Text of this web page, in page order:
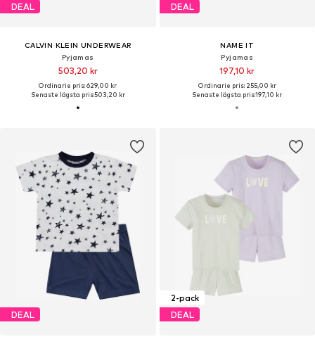
DEAL
CALVIN KLEIN UNDERWEAR
Pyjamas
503,20 kr
Ordinarie pris: 629,00 kr
Senaste lägsta pris:503,20 kr
DEAL
NAME IT
Pyjamas
197,10 kr
Ordinarie pris: 255,00 kr
Senaste lägsta pris:197,10 kr
DEAL
2-pack
DEAL